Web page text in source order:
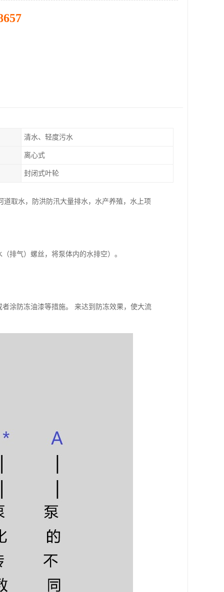
清水、轻度污水
离心式
封闭式叶轮
取水，防洪防汛大量排水，水产养殖，水上项
排气）螺丝，将泵体内的水排空）。
涂防冻油漆等措施。 来达到防冻效果，使大流